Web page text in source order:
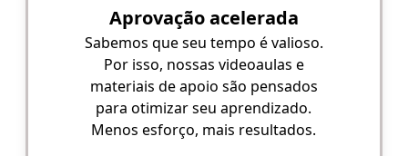
Aprovação acelerada
Sabemos que seu tempo é valioso.
Por isso, nossas videoaulas e
materiais de apoio são pensados
para otimizar seu aprendizado.
Menos esforço, mais resultados.